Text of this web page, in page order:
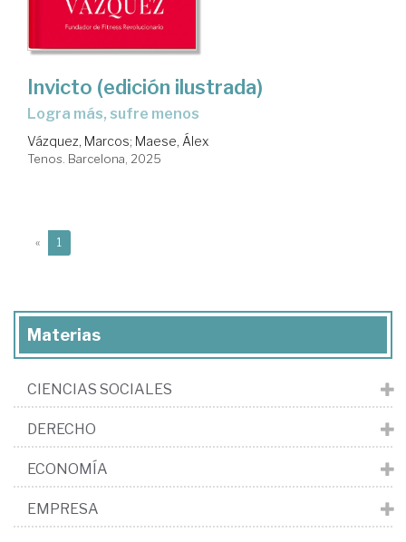
Invicto (edición ilustrada)
logra más, sufre menos
Vázquez, Marcos; Maese, Álex
Tenos. Barcelona, 2025
« 1
Materias
CIENCIAS SOCIALES
DERECHO
ECONOMÍA
EMPRESA